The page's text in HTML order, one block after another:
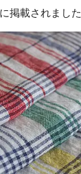
載されました